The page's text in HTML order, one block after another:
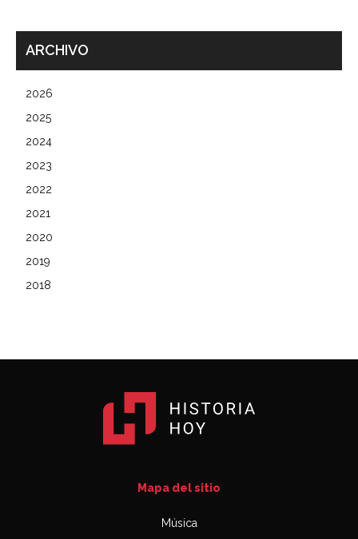
ARCHIVO
2026
2025
2024
2023
2022
2021
2020
2019
2018
Mapa del sitio
Música